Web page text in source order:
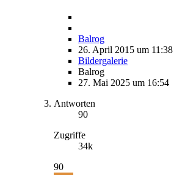
Balrog
26. April 2015 um 11:38
Bildergalerie
Balrog
27. Mai 2025 um 16:54
Antworten
90
Zugriffe
34k
90